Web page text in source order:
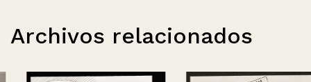
Archivos relacionados